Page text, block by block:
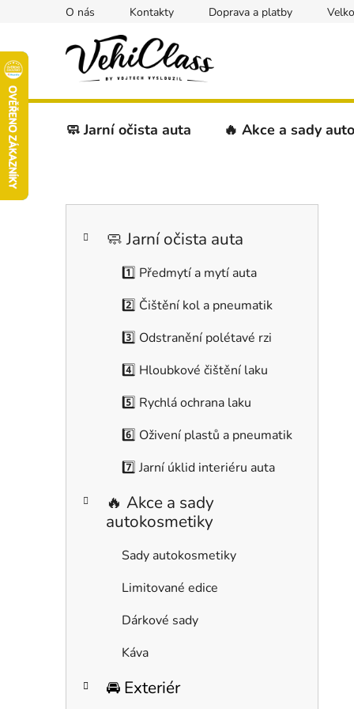
O nás Kontakty Doprava a platby
🧼 Jarní očista auta 🔥 Akce a sady
P
kategorie
K
🧼 Jarní očista auta
1️⃣ Předmytí a mytí auta
2️⃣ Čištění kol a pneumatik
3️⃣ Odstranění polétavé rzi
4️⃣ Hloubkové čištění laku
5️⃣ Rychlá ochrana laku
6️⃣ Oživení plastů a pneumatik
7️⃣ Jarní úklid interiéru auta
🔥 Akce a sady
autokosmetiky
Sady autokosmetiky
Limitované edice
Dárkové sady
Káva
🚘 Exteriér